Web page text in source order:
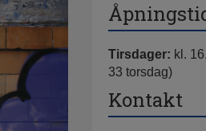
Tirsdager: kl.
33 torsdag)
Kontakt